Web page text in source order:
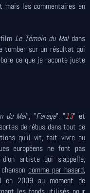
les commentaires en
Le Témoin du Maldans
tomber sur un résultat qui
ce que je raconte juste
du Mal", "Farage", "13" et
de rébus dans tout ce
qu'il vit, fait vivre ou
européens ne font pas
d'un artiste qui s'appelle,
comme par hasard,
en 2009 au moment de